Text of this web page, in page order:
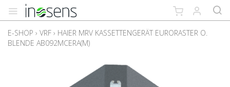
E-SHOP › VRF › HAIER MRV KASSETTENGERÄT EURORASTER O.
BLENDE AB092MCERA(M)